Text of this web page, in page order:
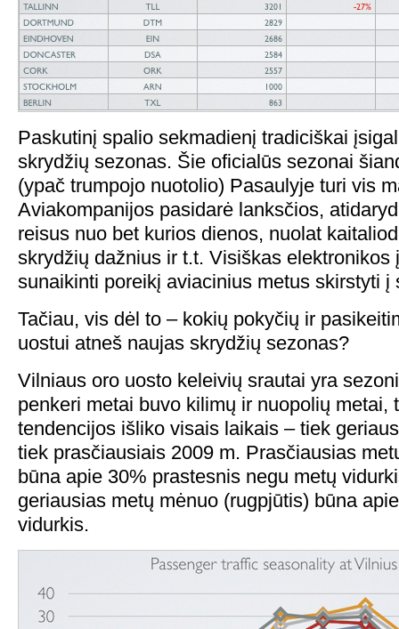
Paskutinį spalio sekmadienį tradiciškai
skrydžių sezonas. Šie oficialūs sezonai
(ypač trumpojo nuotolio) Pasaulyje turi vis
Aviakompanijos pasidarė lanksčios,
reisus nuo bet kurios dienos, nuolat
skrydžių dažnius ir t.t. Visiškas elektronikos
sunaikinti poreikį aviacinius metus skirstyti į
Tačiau, vis dėl to – kokių pokyčių ir
uostui atneš naujas skrydžių sezonas?
Vilniaus oro uosto keleivių srautai yra
penkeri metai buvo kilimų ir nuopolių metai,
tendencijos išliko visais laikais – tiek
tiek prasčiausiais 2009 m. Prasčiausias
būna apie 30% prastesnis negu metų
geriausias metų mėnuo (rugpjūtis) būna
vidurkis.